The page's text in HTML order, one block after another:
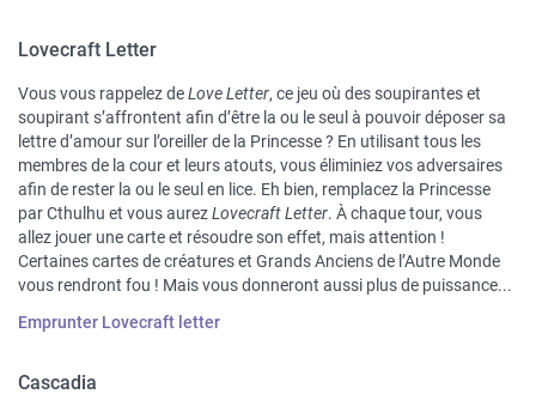
Lovecraft Letter
Vous vous rappelez deLove Letter, ce jeu où des soupirantes et
soupirant s’affrontent afin d’être la ou le seul à pouvoir déposer sa
lettre d’amour sur l’oreiller de la Princesse ? En utilisant tous les
membres de la cour et leurs atouts, vous éliminiez vos adversaires
afin de rester la ou le seul en lice. Eh bien, remplacez la Princesse
par Cthulhu et vous aurezLovecraft Letter. À chaque tour, vous
allez jouer une carte et résoudre son effet, mais attention !
Certaines cartes de créatures et Grands Anciens de l’Autre Monde
vous rendront fou ! Mais vous donneront aussi plus de puissance...
Emprunter Lovecraft letter
Cascadia